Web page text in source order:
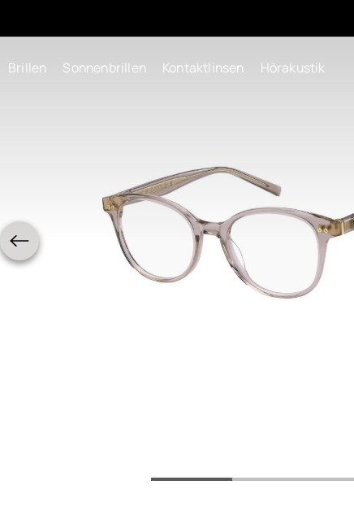
Brillen Sonnenbrillen Kontaktlinsen Hörakustik